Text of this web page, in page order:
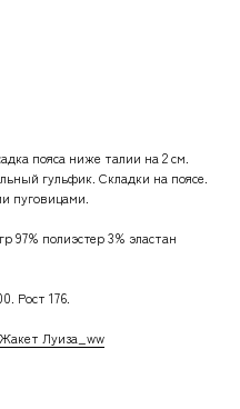
пояса ниже талии на 2 см.
гульфик. Складки на поясе.
пуговицами.
97% полиэстер 3% эластан
Рост 176.
Жакет Луиза_ww